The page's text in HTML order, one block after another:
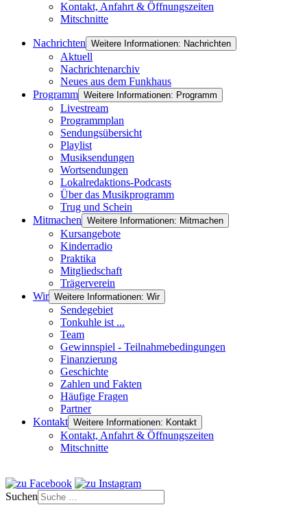
Kontakt, Anfahrt & Öffnungszeiten
Mitschnitte
Nachrichten Weitere Informationen: Nachrichten
Aktuell
Nachrichtenarchiv
Neues aus dem Funkhaus
Programm Weitere Informationen: Programm
Livestream
Programmplan
Sendungsübersicht
Playlist
Musiksendungen
Wortsendungen
Lokalredaktions-Podcasts
Über das Musikprogramm
Trug und Schein
Mitmachen Weitere Informationen: Mitmachen
Kursangebote
Kinderradio
Praktika
Mitgliedschaft
Trägerverein
Wir Weitere Informationen: Wir
Sendegebiet
Tonkuhle ist ...
Team
Gewinnspiel - Teilnahmebedingungen
Finanzierung
Geschichte
Zahlen und Fakten
Häufige Fragen
Partner
Kontakt Weitere Informationen: Kontakt
Kontakt, Anfahrt & Öffnungszeiten
Mitschnitte
Suchen